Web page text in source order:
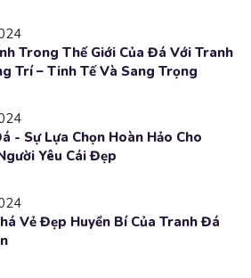
Trong Thế Giới Của Đá Với Tranh
Trí – Tinh Tế Và Sang Trọng
- Sự Lựa Chọn Hoàn Hảo Cho
Yêu Cái Đẹp
Vẻ Đẹp Huyền Bí Của Tranh Đá